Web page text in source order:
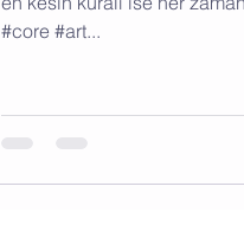
#core #art...